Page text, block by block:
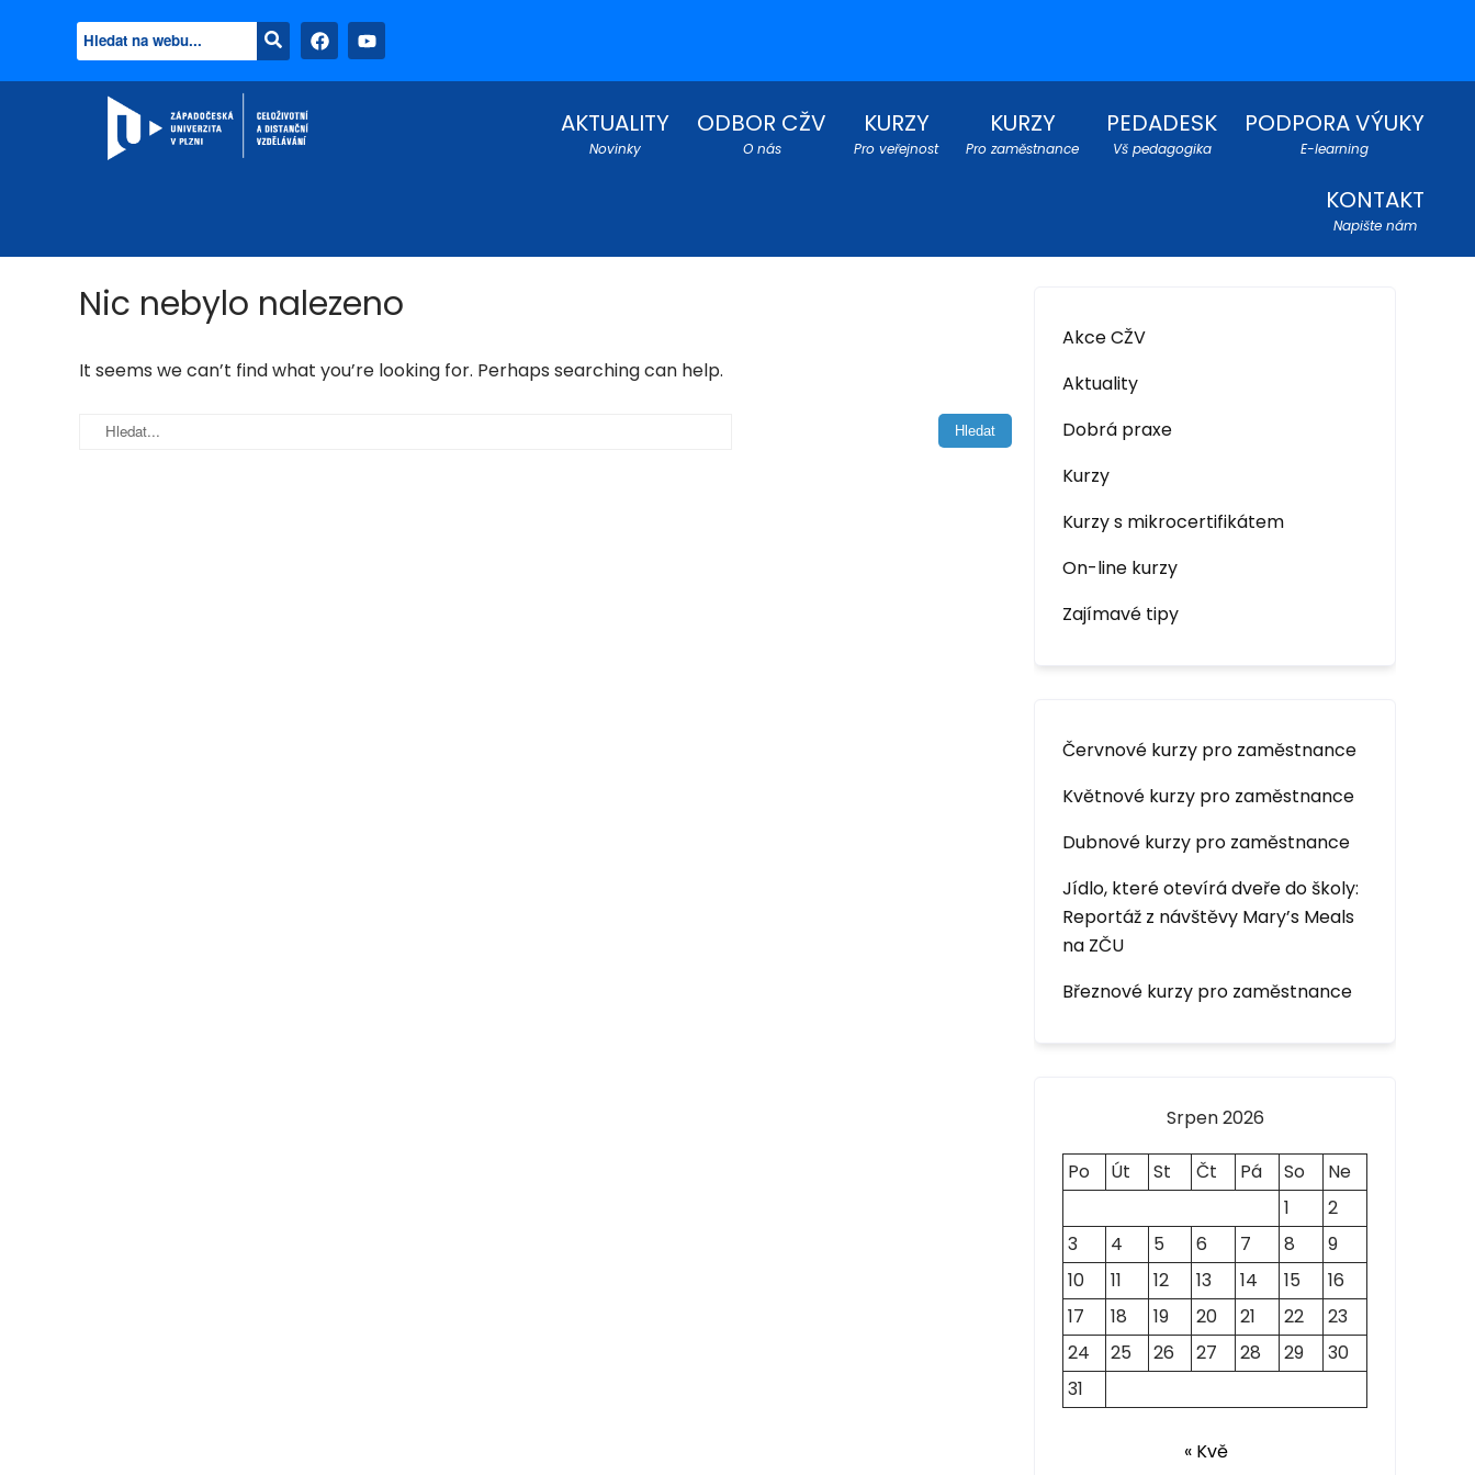
AKTUALITY
Novinky
ODBOR CŽV
O nás
KURZY
Pro veřejnost
KURZY
Pro zaměstnance
PEDADESK
Vš pedagogika
PODPORA VÝUKY
E-learning
KONTAKT
Napište nám
Nic nebylo nalezeno
It seems we can’t find what you’re looking for. Perhaps searching can help.
Akce CŽV
Aktuality
Dobrá praxe
Kurzy
Kurzy s mikrocertifikátem
On-line kurzy
Zajímavé tipy
Červnové kurzy pro zaměstnance
Květnové kurzy pro zaměstnance
Dubnové kurzy pro zaměstnance
Jídlo, které otevírá dveře do školy:
Reportáž z návštěvy Mary’s Meals
na ZČU
Březnové kurzy pro zaměstnance
Srpen 2026
Po Út St Čt Pá So
Ne
1
2
3
4 5 6 7 8
9
10
11 12 13 14 15
16
17
18 19 20 21 22
23
24
25 26 27 28 29
30
31
« Kvě